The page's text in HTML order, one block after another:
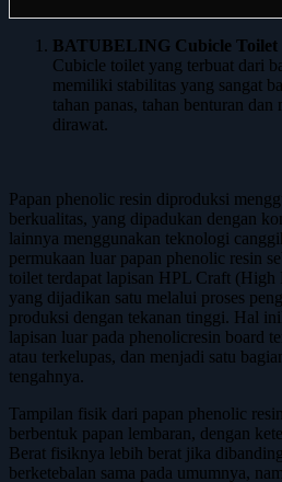
BATUBELING Cubicle Toilet
Cubicle toilet yang terbuat dari
memiliki stabilitas yang sangat
tahan panas, tahan benturan dan
dirawat.
Papan phenolic resin diproduksi
berkualitas, yang dipadukan dengan
lainnya menggunakan teknologi
permukaan luar papan phenolic resin
toilet terdapat lapisan HPL Craft (High
yang dijadikan satu melalui proses
produksi dengan tekanan tinggi. Hal
lapisan luar pada phenolicresin board
atau terkelupas, dan menjadi satu
tengahnya.
Tampilan fisik dari papan phenolic
berbentuk papan lembaran, dengan
Berat fisiknya lebih berat jika
berketebalan sama pada umumnya,